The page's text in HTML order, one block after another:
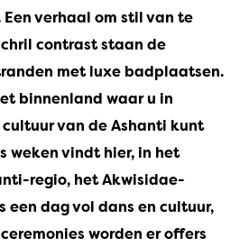
verhaal om stil van te
contrast staan de
met luxe badplaatsen.
binnenland waar u in
van de Ashanti kunt
weken vindt hier, in het
regio, het Akwisidae-
dag vol dans en cultuur,
worden er offers